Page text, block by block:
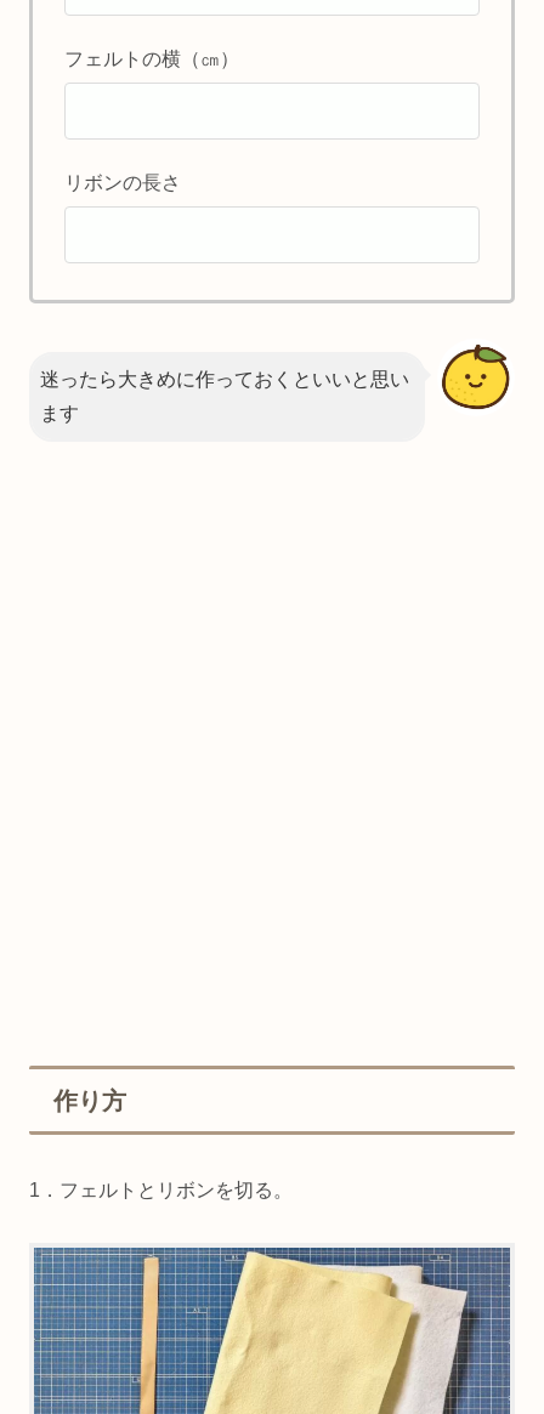
フェルトの横（㎝）
リボンの長さ
迷ったら大きめに作っておくといいと思い
ます
作り方
1．フェルトとリボンを切る。